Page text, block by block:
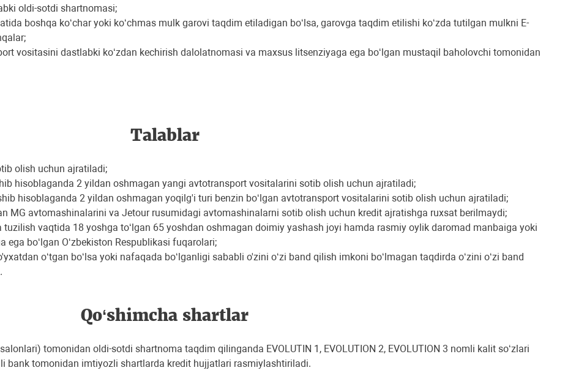
oldi-sotdi shartnomasi;
boshqa ko‘char yoki ko‘chmas mulk garovi taqdim etiladigan bo‘lsa, garovga taqdim etilishi ko‘zda tutilgan mulkni E-
vositasini dastlabki ko‘zdan kechirish dalolatnomasi va maxsus litsenziyaga ega bo‘lgan mustaqil baholovchi tomonidan
Talablar
olish uchun ajratiladi;
hisoblaganda 2 yildan oshmagan yangi avtotransport vositalarini sotib olish uchun ajratiladi;
hisoblaganda 2 yildan oshmagan yoqilg'i turi benzin boʻlgan avtotransport vositalarini sotib olish uchun ajratiladi;
MG avtomashinalarini va Jetour rusumidagi avtomashinalarni sotib olish uchun kredit ajratishga ruxsat berilmaydi;
vaqtida 18 yoshga toʻlgan 65 yoshdan oshmagan doimiy yashash joyi hamda rasmiy oylik daromad manbaiga yoki
ega boʻlgan Oʻzbekiston Respublikasi fuqarolari;
oʻtgan boʻlsa yoki nafaqada boʻlganligi sababli o'zini oʻzi band qilish imkoni boʻlmagan taqdirda oʻzini oʻzi band
Qo‘shimcha shartlar
tomonidan oldi-sotdi shartnoma taqdim qilinganda EVOLUTIN 1, EVOLUTION 2, EVOLUTION 3 nomli kalit soʻzlari
bank tomonidan imtiyozli shartlarda kredit hujjatlari rasmiylashtiriladi.